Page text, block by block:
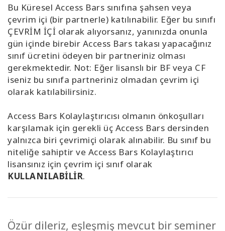
Bu Küresel Access Bars sınıfına şahsen veya
çevrim içi (bir partnerle) katılınabilir. Eğer bu sınıfı
ÇEVRİM İÇİ olarak alıyorsanız, yanınızda onunla
gün içinde birebir Access Bars takası yapacağınız
sınıf ücretini ödeyen bir partneriniz olması
gerekmektedir. Not: Eğer lisanslı bir BF veya CF
iseniz bu sınıfa partneriniz olmadan çevrim içi
olarak katılabilirsiniz.
Access Bars Kolaylaştırıcısı olmanın önkoşulları
karşılamak için gerekli üç Access Bars dersinden
yalnızca biri çevrimiçi olarak alınabilir. Bu sınıf bu
niteliğe sahiptir ve Access Bars Kolaylaştırıcı
lisansınız için çevrim içi sınıf olarak
KULLANILABİLİR.
Özür dileriz, eşleşmiş mevcut bir seminer